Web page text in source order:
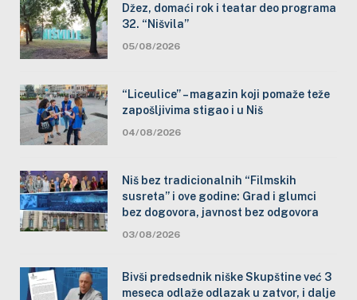
Džez, domaći rok i teatar deo programa
32. “Nišvila”
05/08/2026
“Liceulice” – magazin koji pomaže teže
zapošljivima stigao i u Niš
04/08/2026
Niš bez tradicionalnih “Filmskih
susreta” i ove godine: Grad i glumci
bez dogovora, javnost bez odgovora
03/08/2026
Bivši predsednik niške Skupštine već 3
meseca odlaže odlazak u zatvor, i dalje